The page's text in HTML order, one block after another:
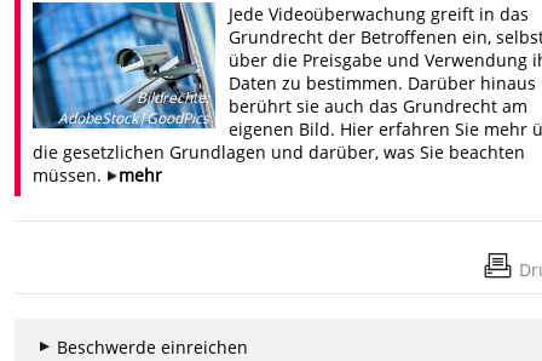
Bildrechte:
AdobeStock|GoodPics
Jede Videoüberwachung greift in das
Grundrecht der Betroffenen ein,
über die Preisgabe und Verwendung
Daten zu bestimmen. Darüber hinaus
berührt sie auch das Grundrecht am
eigenen Bild. Hier erfahren Sie mehr
die gesetzlichen Grundlagen und darüber, was Sie beachten
müssen.
mehr
Beschwerde einreichen